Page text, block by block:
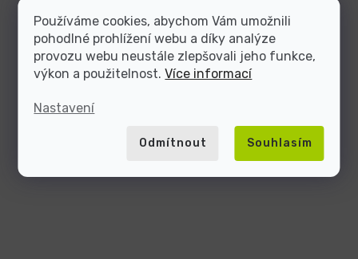
Používáme cookies, abychom Vám umožnili
pohodlné prohlížení webu a díky analýze
provozu webu neustále zlepšovali jeho funkce,
výkon a použitelnost.Více informací
Nastavení
Odmítnout Souhlasím